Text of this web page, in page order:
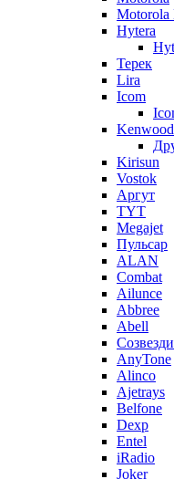
Hytera
Терек
Lira
Icom
Kenwood
Kirisun
Vostok
Аргут
TYT
Megajet
Пульсар
ALAN
Combat
Ailunce
Abbree
Abell
AnyTone
Alinco
Ajetrays
Belfone
Dexp
Entel
iRadio
Joker